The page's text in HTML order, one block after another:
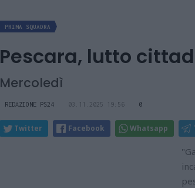
PRIMA SQUADRA
Pescara, lutto
Mercoledì
REDAZIONE PS24 03.11.2025 19:56 0
Twitter Facebook Whatsapp